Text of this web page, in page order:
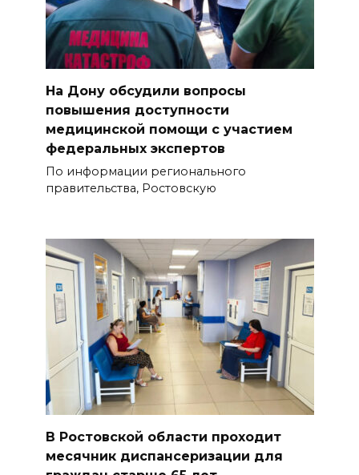
На Дону обсудили вопросы
повышения доступности
медицинской помощи с участием
федеральных экспертов
По информации регионального
правительства, Ростовскую
В Ростовской области проходит
месячник диспансеризации для